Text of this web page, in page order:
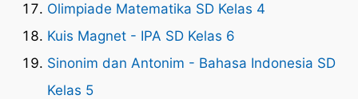
Olimpiade Matematika SD Kelas 4
Kuis Magnet - IPA SD Kelas 6
Sinonim dan Antonim - Bahasa Indonesia SD
Kelas 5